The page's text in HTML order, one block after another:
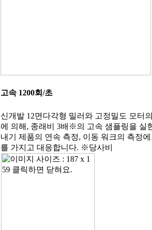
고속 1200회/초
신개발 12면다각형 밀러와 고정밀도 모터
에 의해, 종래비 3배※의 고속 샘플링을 실
내기 제품의 연속 측정, 이동 워크의 측정
를 가지고 대응합니다. ※당사비